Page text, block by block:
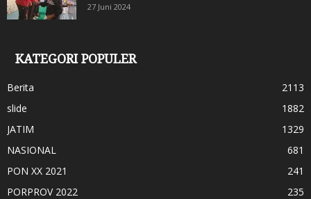
27 Juni 2024
KATEGORI POPULER
Berita
2113
slide
1882
JATIM
1329
NASIONAL
681
PON XX 2021
241
PORPROV 2022
235